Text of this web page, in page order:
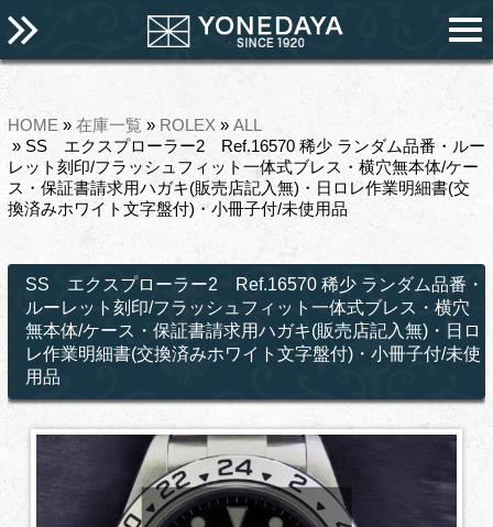
HOME » 在庫一覧 » ROLEX » ALL
» SS エクスプローラー2 Ref.16570 稀少 ランダム品番・ルー
レット刻印/フラッシュフィット一体式ブレス・横穴無本体/ケー
ス・保証書請求用ハガキ(販売店記入無)・日ロレ作業明細書(交
換済みホワイト文字盤付)・小冊子付/未使用品
SS エクスプローラー2 Ref.16570 稀少 ランダム品番・
ルーレット刻印/フラッシュフィット一体式ブレス・横穴
無本体/ケース・保証書請求用ハガキ(販売店記入無)・日ロ
レ作業明細書(交換済みホワイト文字盤付)・小冊子付/未使
用品